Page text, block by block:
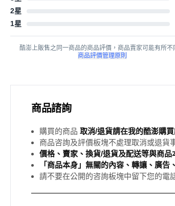
2星
1星
酷澎上販售之同一商品的商品評價，商品賣家可能有所不
商品評價管理原則
商品諮詢
購買的商品 取消/退貨請在我的酷澎購
商品咨詢及評價板塊不處理取消或退貨
價格、賣家、換貨/退貨及配送等與商
「商品本身」無關的內容、轉讓、廣
請不要在公開的咨詢板塊中留下您的電